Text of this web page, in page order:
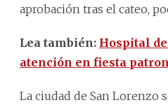
aprobación tras el cateo,
Lea también: Hospital
atención en fiesta
La ciudad de San Lorenzo